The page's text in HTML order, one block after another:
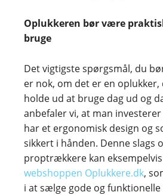
Oplukkeren bør være
bruge
Det vigtigste spørgsmål, du
er nok, om det er en oplukker,
holde ud at bruge dag ud og
anbefaler vi, at man
har et ergonomisk design og
sikkert i hånden. Denne slags
proptrækkere kan
webshoppen Oplukkere.dk,
i at sælge gode og